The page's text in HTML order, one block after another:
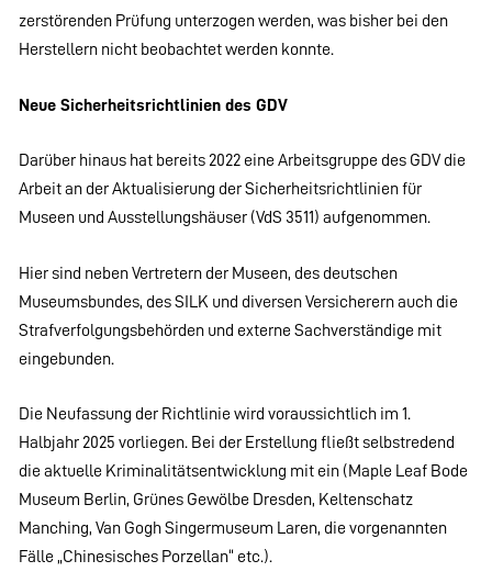
zerstörenden Prüfung unterzogen werden, was bisher bei den
Herstellern nicht beobachtet werden konnte.
Neue Sicherheitsrichtlinien des GDV
Darüber hinaus hat bereits 2022 eine Arbeitsgruppe des GDV die
Arbeit an der Aktualisierung der Sicherheitsrichtlinien für
Museen und Ausstellungshäuser (VdS 3511) aufgenommen.
Hier sind neben Vertretern der Museen, des deutschen
Museumsbundes, des SILK und diversen Versicherern auch die
Strafverfolgungsbehörden und externe Sachverständige mit
eingebunden.
Die Neufassung der Richtlinie wird voraussichtlich im 1.
Halbjahr 2025 vorliegen. Bei der Erstellung fließt selbstredend
die aktuelle Kriminalitätsentwicklung mit ein (Maple Leaf Bode
Museum Berlin, Grünes Gewölbe Dresden, Keltenschatz
Manching, Van Gogh Singermuseum Laren, die vorgenannten
Fälle „Chinesisches Porzellan“ etc.).